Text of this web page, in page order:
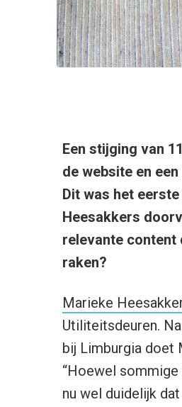
Een stijging van
de website en
Dit was het
Heesakkers
relevante content
raken?
Marieke
Utiliteitsdeuren.
bij Limburgia doet
“Hoewel sommige
nu wel duidelijk